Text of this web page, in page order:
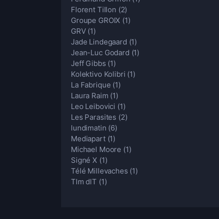
Florent Tillon (2)
Groupe GROIX (1)
GRV (1)
Jade Lindegaard (1)
Jean-Luc Godard (1)
Jeff Gibbs (1)
Kolektivo Kolibri (1)
La Fabrique (1)
Laura Raim (1)
Leo Leibovici (1)
Les Parasites (2)
lundimatin (6)
Mediapart (1)
Michael Moore (1)
Signé X (1)
Télé Millevaches (1)
Tlm dlT (1)